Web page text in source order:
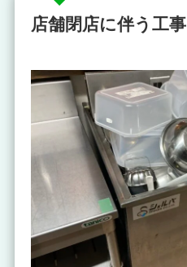
店舗閉店に伴う工事